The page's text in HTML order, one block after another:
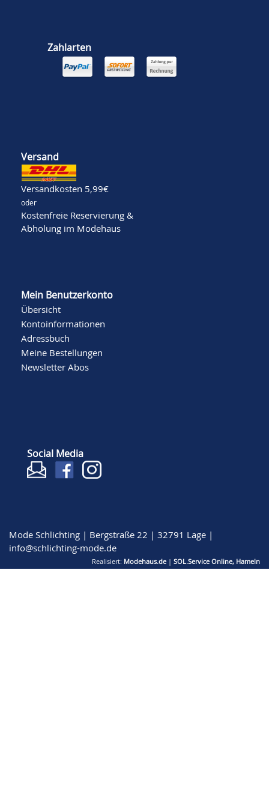
Zahlarten
Versand
Versandkosten 5,99€
oder
Kostenfreie Reservierung &
Abholung im Modehaus
Mein Benutzerkonto
Übersicht
Kontoinformationen
Adressbuch
Meine Bestellungen
Newsletter Abos
Social Media
Mode Schlichting | Bergstraße 22 | 32791 Lage |
info@schlichting-mode.de
Realisiert: Modehaus.de | SOL.Service Online, Hameln